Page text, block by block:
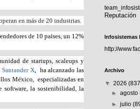
en más de 20 industrias.
de 10 países, un 12%
de startups, scaleups y
Santander X, ha alcanzado las
México, especializadas en
software, la sostenibilidad, la
Reputación
Infosistemas
http://
Archivo
▼ 2026
►agosto
►julio